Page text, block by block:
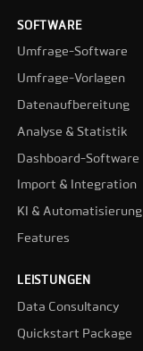
SOFTWARE
Umfrage-Software
Umfrage-Vorlagen
Datenaufbereitung
Analyse & Statistik
Dashboard-Software
Import & Integration
KI & Automatisierung
Features
LEISTUNGEN
Data Consultancy
Quickstart Package